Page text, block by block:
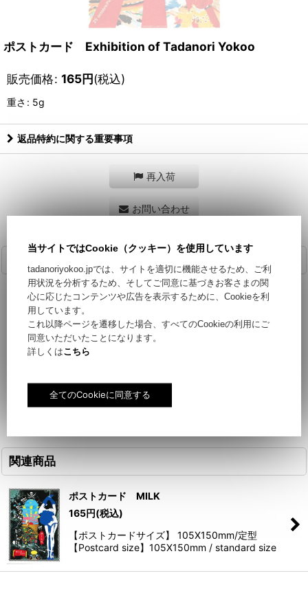
ポストカード Exhibition of Tadanori Yokoo
販売価格: 165円(税込)
重さ : 5g
返品特約に関する重要事項
再入荷
お問い合わせ
【ポストカードサイズ】 105X150mm/定型
【Postcard size】105X150mm / standard size
関連商品
ポストカード MILK
165円(税込)
【ポストカードサイズ】 105X150mm/定型
【Postcard size】105X150mm / standard size
当サイトではCookie（クッキー）を使用しています
tadanoriyokoo.jpでは、サイトを適切に機能させるため、ご利
用状況を分析するため、そしてご同意に基づきお客さまの関
心に応じたコンテンツや広告を表示するために、Cookieを利
用しています。
これ以降ページを遷移した場合、すべてのCookieの利用にご
同意いただいたことになります。
詳しくはこちら